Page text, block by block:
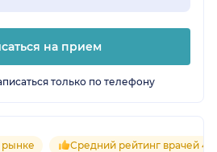
на прием
только по телефону
рынке Средний рейтинг врачей 4.7